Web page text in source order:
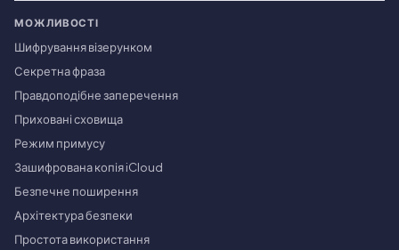
МОЖЛИВОСТІ
Шифрування візерунком
Секретна фраза
Правдоподібне заперечення
Приховані сховища
Режим примусу
Зашифрована копія iCloud
Безпечне поширення
Архітектура безпеки
Простота використання